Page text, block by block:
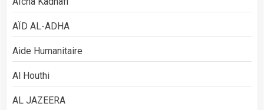
AÏD AL-ADHA
Aide Humanitaire
Al Houthi
AL JAZEERA